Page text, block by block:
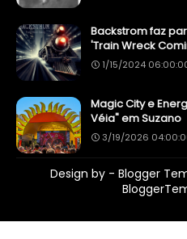
Backstrom faz
'Train Wreck
1/15/2024
Magic City e
Véia" em Suzano
3/19/2026
Design by - Blogger